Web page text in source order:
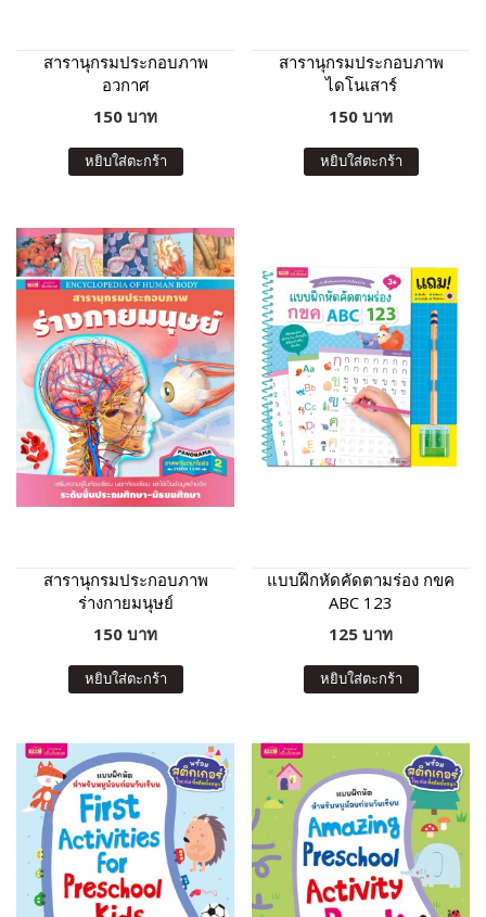
สารานุกรมประกอบภาพ
อวกาศ
150 บาท
หยิบใส่ตะกร้า
สารานุกรมประกอบภาพ
ไดโนเสาร์
150 บาท
หยิบใส่ตะกร้า
สารานุกรมประกอบภาพ
ร่างกายมนุษย์
150 บาท
หยิบใส่ตะกร้า
แบบฝึกหัดคัดตามร่อง กขค
ABC 123
125 บาท
หยิบใส่ตะกร้า